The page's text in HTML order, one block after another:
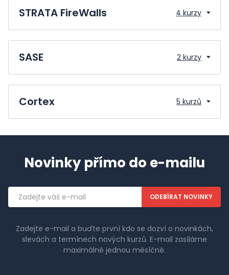
STRATA FireWalls 4 kurzy
SASE 2 kurzy
Cortex 5 kurzů
Novinky přímo do e-mailu
Emailová
adresa
Zadejte e-mail a buďte první kdo se dozví o novinkách,
slevách a termínech nových kurzů. E-mail zasíláme
maximálně jednou měsíčně.